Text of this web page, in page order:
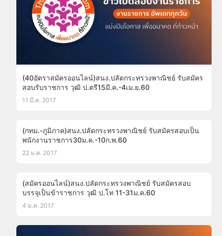
(40อัตราสมัครออนไลน์)สนง.ปลัดกระทรวงพาณิชย์ รับสมัคร
สอบรับราชการ วุฒิ ป.ตรี15มี.ค.-4เม.ย.60
11 มี.ค. 2017
(กทม.-ภูมิภาค)สนง.ปลัดกระทรวงพาณิชย์ รับสมัครสอบเป็น
พนักงานราชการ30ม.ค.-10ก.พ.60
22 ม.ค. 2017
(สมัครออนไลน์)สนง.ปลัดกระทรวงพาณิชย์ รับสมัครสอบ
บรรจุเป็นข้าราชการ วุฒิ ป.โท 11-31ม.ค.60
4 ม.ค. 2017